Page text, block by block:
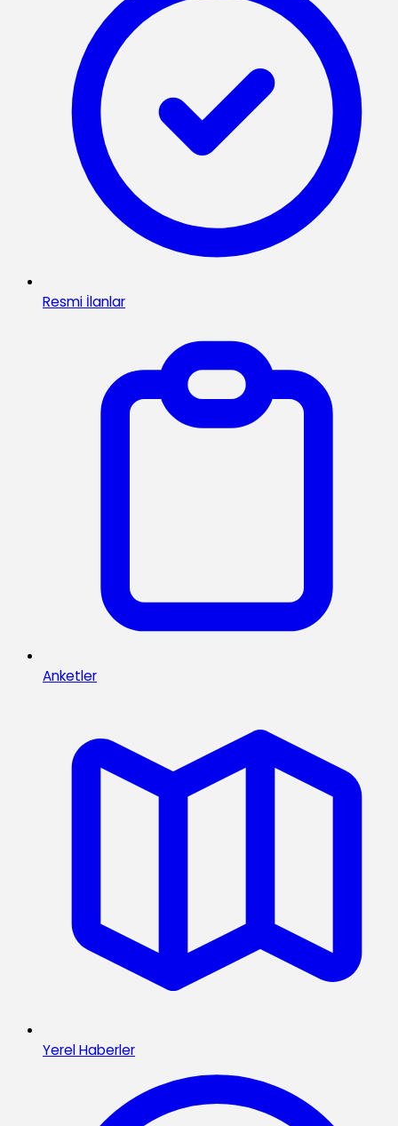
Resmi İlanlar
Anketler
Yerel Haberler